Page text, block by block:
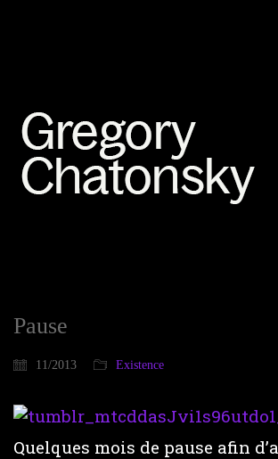
Pause
11/2013 Existence
Quelques mois de pause afin